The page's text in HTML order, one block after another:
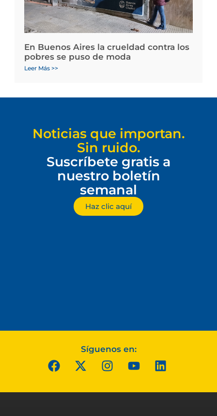
En Buenos Aires la crueldad contra los
pobres se puso de moda
Leer Más >>
Noticias que importan.
Sin ruido.
Suscríbete gratis a
nuestro boletín
semanal
Haz clic aquí
Síguenos en: